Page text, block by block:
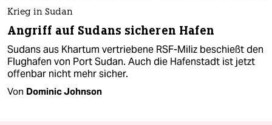
Krieg in Sudan
Angriff auf Sudans sicheren Hafen
Sudans aus Khartum vertriebene RSF-Miliz beschießt den
Flughafen von Port Sudan. Auch die Hafenstadt ist jetzt
offenbar nicht mehr sicher.
Von Dominic Johnson